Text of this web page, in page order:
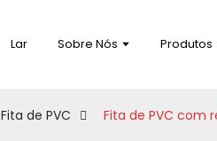
Lar Sobre Nós Produtos
Fita de PVC Fita de PVC com